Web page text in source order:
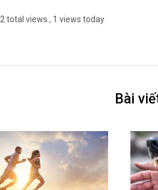
total views , 1 views today
Bài